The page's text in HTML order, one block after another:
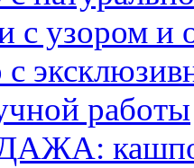
с узором и
работы
кашпо